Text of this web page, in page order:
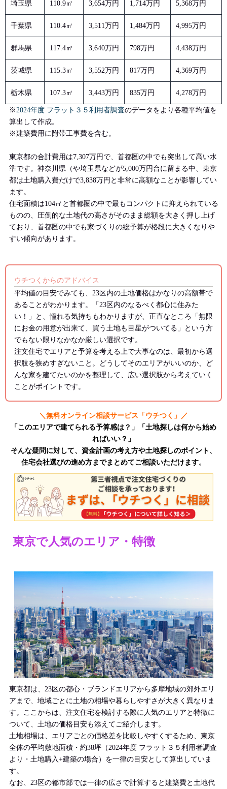
埼玉県 110.9㎡ 3,654万円 1,714万円 5,368万円
千葉県 110.4㎡ 3,511万円 1,484万円 4,995万円
群馬県 117.4㎡ 3,640万円 798万円 4,438万円
茨城県 115.3㎡ 3,552万円 817万円 4,369万円
栃木県 107.3㎡ 3,443万円 835万円 4,278万円
※ 2024年度 フラット３５利用者調査のデータをより各種平均値を
算出して作成。
※建築費用に附帯工事費を含む。
東京都の合計費用は7,307万円で、首都圏の中でも突出して高い水
準です。神奈川県（や埼玉県などが5,000万円台に留まる中、東京
都は土地購入費だけで3,838万円と非常に高額なことが影響してい
ます。
住宅面積は104㎡と首都圏の中で最もコンパクトに抑えられている
ものの、圧倒的な土地代の高さがそのまま総額を大きく押し上げ
ており、首都圏の中でも家づくりの総予算が格段に大きくなりや
すい傾向があります。
ウチつくからのアドバイス
平均値の目安でみても、23区内の土地価格はかなりの高額帯で
あることがわかります。「23区内のなるべく都心に住みた
い！」と、憧れる気持ちもわかりますが、正直なところ「無限
にお金の用意が出来て、買う土地も目星がついてる」という方
でもない限りなかなか厳しい選択です。
注文住宅でエリアと予算を考える上で大事なのは、最初から選
択肢を狭めすぎないこと。どうしてそのエリアがいいのか、ど
んな家を建てたいのかを整理して、広い選択肢から考えていく
ことがポイントです。
＼無料オンライン相談サービス「ウチつく」／
「このエリアで建てられる予算感は？」「土地探しは何から始め
ればいい？」
そんな疑問に対して、資金計画の考え方や土地探しのポイント、
住宅会社選びの進め方までまとめてご相談いただけます。
東京で人気のエリア・特徴
東京都は、23区の都心・ブランドエリアから多摩地域の郊外エリ
アまで、地域ごとに土地の相場や暮らしやすさが大きく異なりま
す。ここからは、注文住宅を検討する際に人気のエリアと特徴に
ついて、土地の価格目安も添えてご紹介します。
土地相場は、エリアごとの価格差を比較しやすくするため、東京
全体の平均敷地面積・約38坪（2024年度 フラット３５利用者調査
より・土地購入+建築の場合）を一律の目安として算出していま
す。
なお、23区の都市部では一律の広さで計算すると建築費と土地代